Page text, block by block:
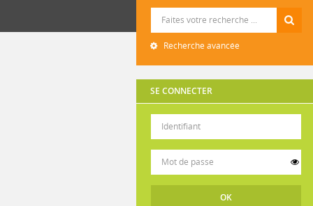
Recherche avancée
SE CONNECTER